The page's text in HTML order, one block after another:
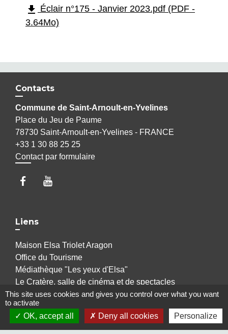
file_download Éclair n°175 - Janvier 2023.pdf (PDF -
3.64Mo)
Contacts
Commune de Saint-Arnoult-en-Yvelines
Place du Jeu de Paume
78730 Saint-Arnoult-en-Yvelines - FRANCE
+33 1 30 88 25 25
Contact par formulaire
Liens
Maison Elsa Triolet Aragon
Office du Tourisme
Médiathèque "Les yeux d'Elsa"
Le Cratère, salle de cinéma et de spectacles
Voisins Vigilants et Solidaires
This site uses cookies and gives you control over what you want
to activate
OK, accept all
Deny all cookies Personalize